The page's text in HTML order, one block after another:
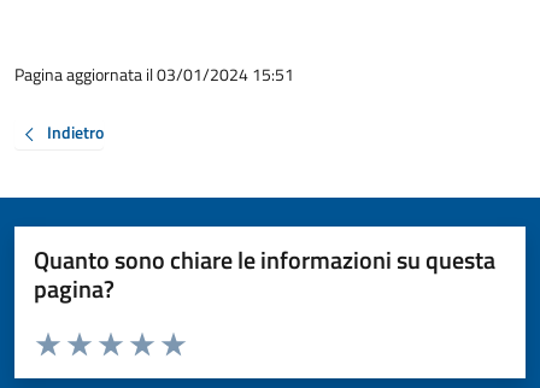
Pagina aggiornata il 03/01/2024 15:51
Indietro
Quanto sono chiare le informazioni su questa
pagina?
Valuta da 1 a 5 stelle la pagina
Valuta 5 stelle su 5
Valuta 4 stelle su 5
Valuta 3 stelle su 5
Valuta 2 stelle su 5
Valuta 1 stelle su 5